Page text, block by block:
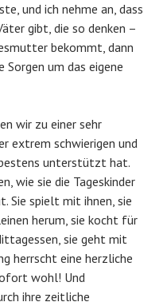
und ich nehme an, dass
gibt, die so denken –
bekommt, dann
Sorgen um das eigene
wir zu einer sehr
extrem schwierigen und
unterstützt hat.
wie sie die Tageskinder
Sie spielt mit ihnen, sie
herum, sie kocht für
sie geht mit
herrscht eine herzliche
wohl! Und
ihre zeitliche